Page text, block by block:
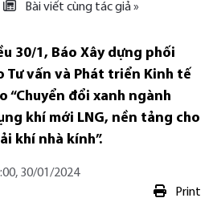
Bài viết cùng tác giả »
30/1, Báo Xây dựng phối
Tư vấn và Phát triển Kinh tế
“Chuyển đổi xanh ngành
khí mới LNG, nền tảng cho
khí nhà kính”.
30/01/2024
Print